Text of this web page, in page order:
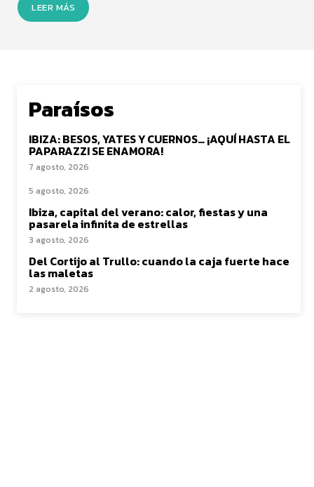
LEER MÁS
Paraísos
IBIZA: BESOS, YATES Y CUERNOS… ¡AQUÍ HASTA EL
PAPARAZZI SE ENAMORA!
7 agosto, 2026
5 agosto, 2026
Ibiza, capital del verano: calor, fiestas y una
pasarela infinita de estrellas
3 agosto, 2026
Del Cortijo al Trullo: cuando la caja fuerte hace
las maletas
2 agosto, 2026